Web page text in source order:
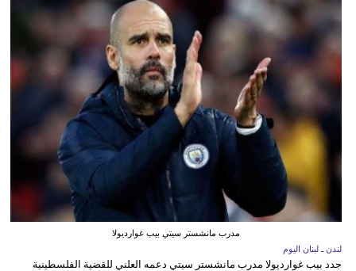
مدرب مانشستر سيتي بيب غوارديولا
لندن ـ لبنان اليوم
جدد بيب غوارديولا مدرب مانشستر سيتي دعمه العلني للقضية الفلسطينية